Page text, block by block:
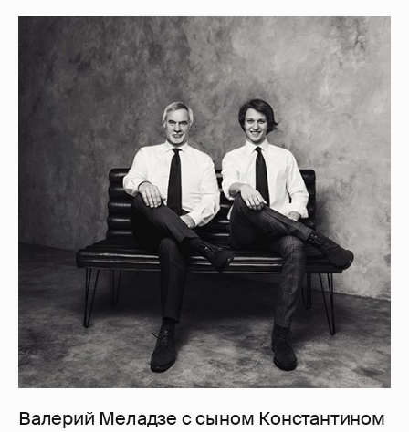
Валерий Меладзе с сыном Константином